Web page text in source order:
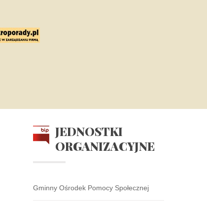
JEDNOSTKI
ORGANIZACYJNE
Gminny Ośrodek Pomocy Społecznej